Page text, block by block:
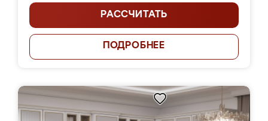
РАССЧИТАТЬ
ПОДРОБНЕЕ